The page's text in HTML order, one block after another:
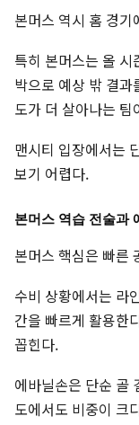
본머스 역시 홈 경
특히 본머스는 올
박으로 예상 밖 결
도가 더 살아나는
맨시티 입장에서는
보기 어렵다.
본머스 역습 전술과
본머스 핵심은 빠른
수비 상황에서는 라
간을 빠르게 활용한
꼽힌다.
에바닐손은 단순 골
도에서도 비중이 크